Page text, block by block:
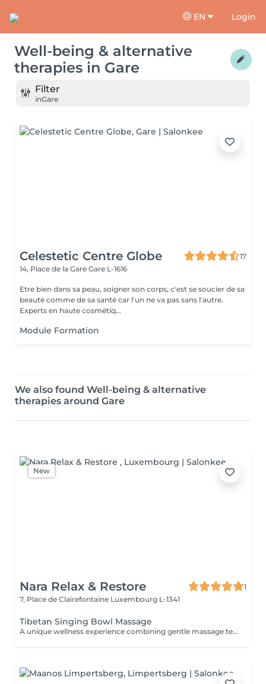
EN Login
Well-being & alternative
therapies in Gare
Filter
inGare
Celestetic Centre Globe
17
14, Place de la Gare Gare L-1616
Etre bien dans sa peau, soigner son corps, c'est se soucier de sa
beauté comme de sa santé car l'un ne va pas sans l'autre.
Experts en haute cosmétiq...
Module Formation
We also found Well-being & alternative
therapies around Gare
New
Nara Relax & Restore
1
7, Place de Clairefontaine Luxembourg L-1341
Tibetan Singing Bowl Massage
A unique wellness experience combining gentle massage techniques, aromatic oils, and the soothing sounds of Tibetan singing bowls. The harmonious vibrations and calming tones create a deeply immersive atmosphere, helping you disconnect from daily stress and enjoy a moment of complete tranquility.